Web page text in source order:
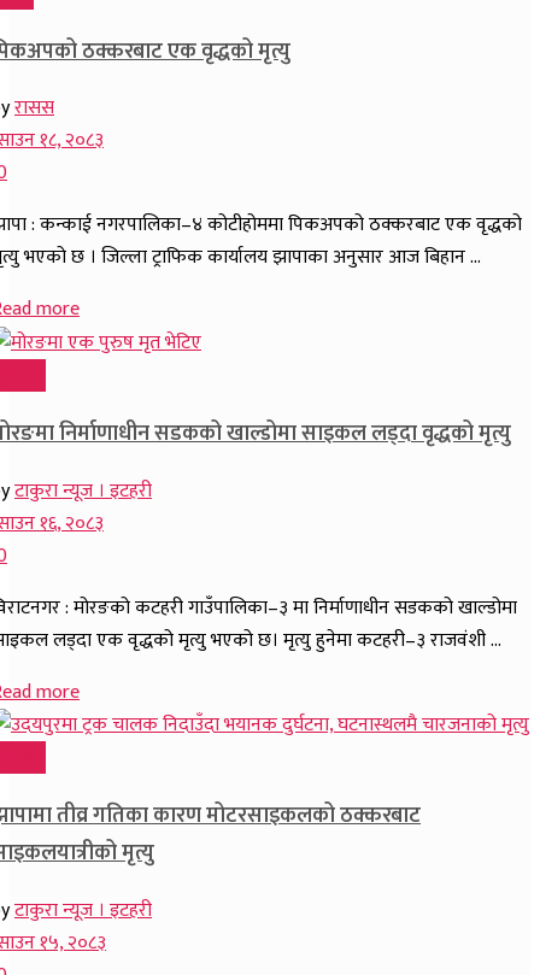
ठक्करबाट एक वृद्धको मृत्यु
रासस
१८, २०८३
: कन्काई नगरपालिका–४ कोटीहोममा पिकअपको ठक्करबाट एक वृद्धको
भएको छ । जिल्ला ट्राफिक कार्यालय झापाका अनुसार आज बिहान ...
more
निर्माणाधीन सडकको खाल्डोमा साइकल लड्दा वृद्धको मृत्यु
टाकुरा न्यूज । इटहरी
१६, २०८३
: मोरङको कटहरी गाउँपालिका–३ मा निर्माणाधीन सडकको खाल्डोमा
लड्दा एक वृद्धको मृत्यु भएको छ। मृत्यु हुनेमा कटहरी–३ राजवंशी ...
more
तीव्र गतिका कारण मोटरसाइकलको ठक्करबाट
मृत्यु
टाकुरा न्यूज । इटहरी
१५, २०८३